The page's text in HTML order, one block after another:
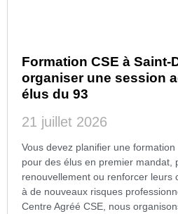
Formation CSE à Saint-
organiser une session
élus du 93
21 juillet 2026
Vous devez planifier une
pour des élus en premier mandat,
renouvellement ou renforcer leurs
à de nouveaux risques
Centre Agréé CSE, nous